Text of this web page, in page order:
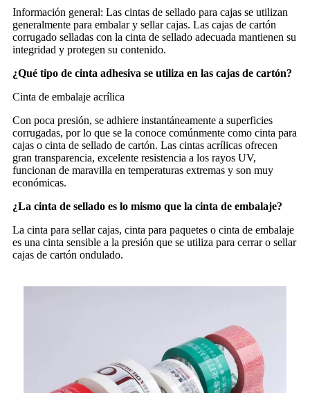
Información general: Las cintas de sellado para cajas se utilizan
generalmente para embalar y sellar cajas. Las cajas de cartón
corrugado selladas con la cinta de sellado adecuada mantienen su
integridad y protegen su contenido.
¿Qué tipo de cinta adhesiva se utiliza en las cajas de cartón?
Cinta de embalaje acrílica
Con poca presión, se adhiere instantáneamente a superficies
corrugadas, por lo que se la conoce comúnmente como cinta para
cajas o cinta de sellado de cartón. Las cintas acrílicas ofrecen
gran transparencia, excelente resistencia a los rayos UV,
funcionan de maravilla en temperaturas extremas y son muy
económicas.
¿La cinta de sellado es lo mismo que la cinta de embalaje?
La cinta para sellar cajas, cinta para paquetes o cinta de embalaje
es una cinta sensible a la presión que se utiliza para cerrar o sellar
cajas de cartón ondulado.